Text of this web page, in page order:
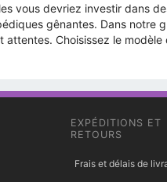
vous devriez investir dans
gênantes. Dans notre
Choisissez le
EXPÉDITIONS ET
RETOURS
Frais et délais de